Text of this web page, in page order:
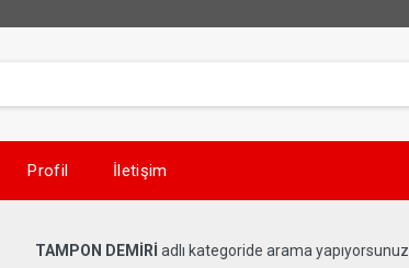
Profil İletişim
TAMPON DEMİRİ adlı kategoride arama yapıyorsunuz.